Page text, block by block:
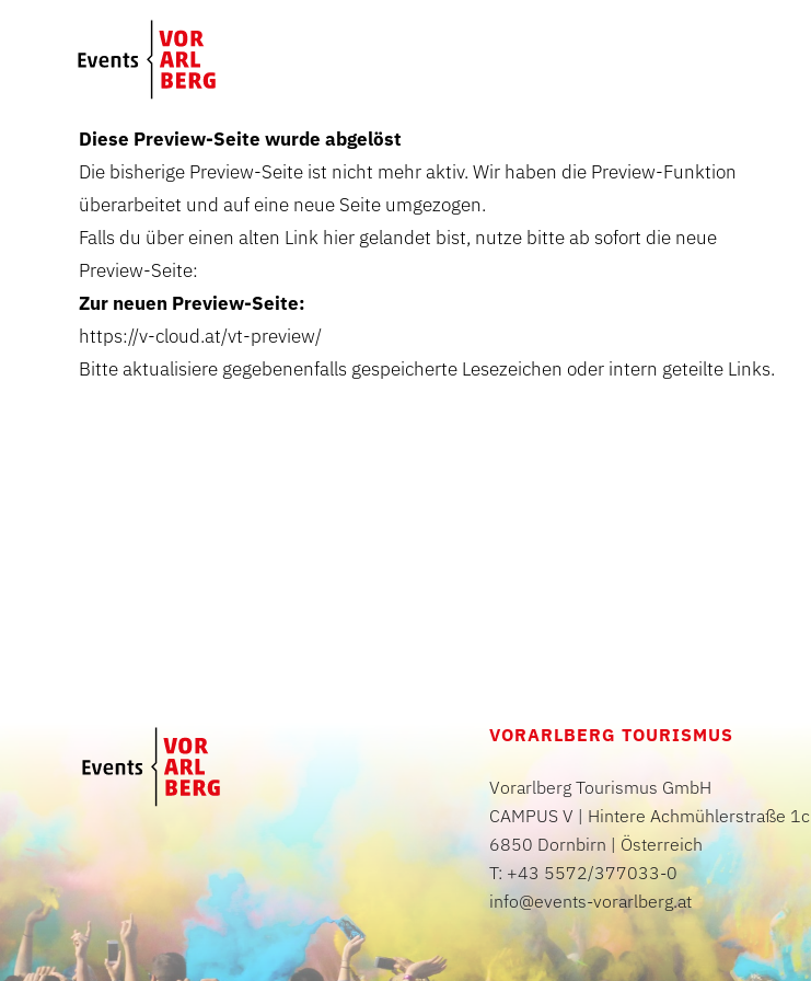
Skip to main content
Diese Preview-Seite wurde abgelöst
Die bisherige Preview-Seite ist nicht mehr aktiv. Wir haben die Preview-Funktion
überarbeitet und auf eine neue Seite umgezogen.
Falls du über einen alten Link hier gelandet bist, nutze bitte ab sofort die neue
Preview-Seite:
Zur neuen Preview-Seite:
https://v-cloud.at/vt-preview/
Bitte aktualisiere gegebenenfalls gespeicherte Lesezeichen oder intern geteilte Links.
VORARLBERG TOURISMUS
Vorarlberg Tourismus GmbH
CAMPUS V | Hintere Achmühlerstraße 1c
6850 Dornbirn | Österreich
T: +43 5572/377033-0
info@events-vorarlberg.at